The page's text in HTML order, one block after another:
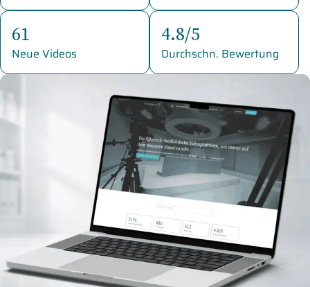
61
Neue Videos
4.8/5
Durchschn. Bewertung